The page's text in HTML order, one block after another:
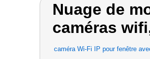
Nuage de
caméras
caméra Wi-Fi IP pour fenêtre